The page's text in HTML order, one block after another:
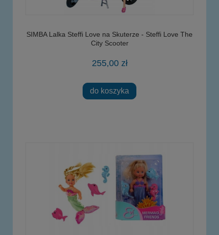
SIMBA Lalka Steffi Love na Skuterze - Steffi Love The
City Scooter
255,00 zł
do koszyka